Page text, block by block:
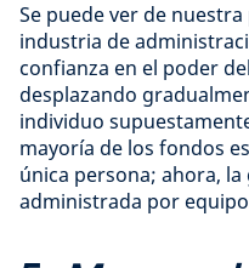
Se puede ver de
industria de
confianza en el poder
desplazando
individuo
mayoría de los fondos
única persona; ahora,
administrada por